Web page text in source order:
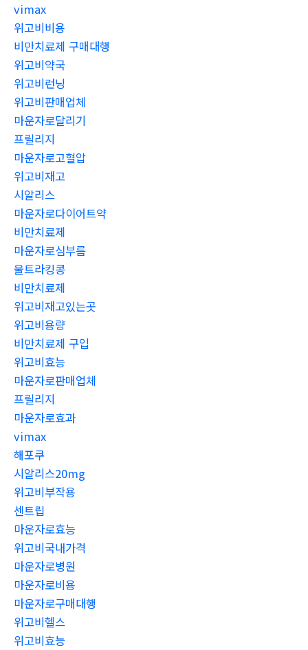
vimax
위고비비용
비만치료제 구매대행
위고비약국
위고비런닝
위고비판매업체
마운자로달리기
프릴리지
마운자로고혈압
위고비재고
시알리스
마운자로다이어트약
비만치료제
마운자로심부름
울트라킹콩
비만치료제
위고비재고있는곳
위고비용량
비만치료제 구입
위고비효능
마운자로판매업체
프릴리지
마운자로효과
vimax
해포쿠
시알리스20mg
위고비부작용
센트립
마운자로효능
위고비국내가격
마운자로병원
마운자로비용
마운자로구매대행
위고비헬스
위고비효능